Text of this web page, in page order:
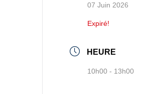
07 Juin 2026
Expiré!
HEURE
10h00 - 13h00